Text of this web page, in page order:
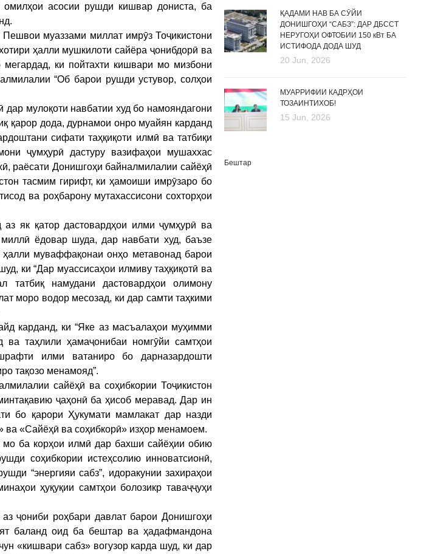
асосии рушди кишвар дониста, ба
муаззами миллат имрӯз Тоҷикистони
ҳалли мушкилоти сайёра ҷонибдорӣ ва
ки пойтахти кишвари мо мизбони
“Об барои рушди устувор, солҳои
мулоқоти навбатии худ бо намояндагони
қарор дода, дурнамои онро муайян карданд
сифати таҳқиқоти илмӣ ва татбиқи
ҷумҳурӣ дастуру вазифаҳои мушаххас
раёсати Донишгоҳи байналмилалии сайёҳӣ
тасмим гирифт, ки ҳамоиши имрӯзаро бо
ва роҳбарону мутахассисони сохторҳои
як қатор дастовардҳои илми ҷумҳурӣ ва
ёдовар шуда, дар навбати худ, баъзе
муваффақонаи онҳо метавонад барои
ки “Дар муассисаҳои илмиву таҳқиқотӣ ва
намудани дастовардҳои олимону
моро водор месозад, ки дар самти таҳкими
карданд, ки “Яке аз масъалаҳои муҳимми
таҳлили ҳамаҷонибаи номгӯйи самтҳои
илми ватаниро бо дарназардошти
тақозо менамояд”.
сайёҳӣ ва соҳибкории Тоҷикистон
ҷаҳонӣ ба ҳисоб меравад. Дар ин
бо қарори Ҳукумати мамлакат дар назди
ва «Сайёҳӣ ва соҳибкорӣ» изҳор менамоем.
мо ба корҳои илмӣ дар бахши сайёҳии обию
соҳибкории истеҳсолию инноватсионӣ,
“энергияи сабз”, идоракунии захираҳои
ҳуқуқии самтҳои болозикр таваҷҷуҳи
ҷониби роҳбари давлат барои Донишгоҳи
баланд оид ба бештар ва ҳадафмандона
«кишвари сабз» вогузор карда шуд, ки дар
ҚАДАМИ НАВ БА СӮЙИ
ДОНИШГОҲИ “САБЗ”: ДАР ДБССТ
НЕРУГОҲИ ОФТОБИИ 150 кВт БА
ИСТИФОДА ДОДА ШУД
20 Jun, 2026
МУАРРИФИИ КАДРҲОИ
ТОЗАИНТИХОБ!
15 Jun, 2026
Бештар